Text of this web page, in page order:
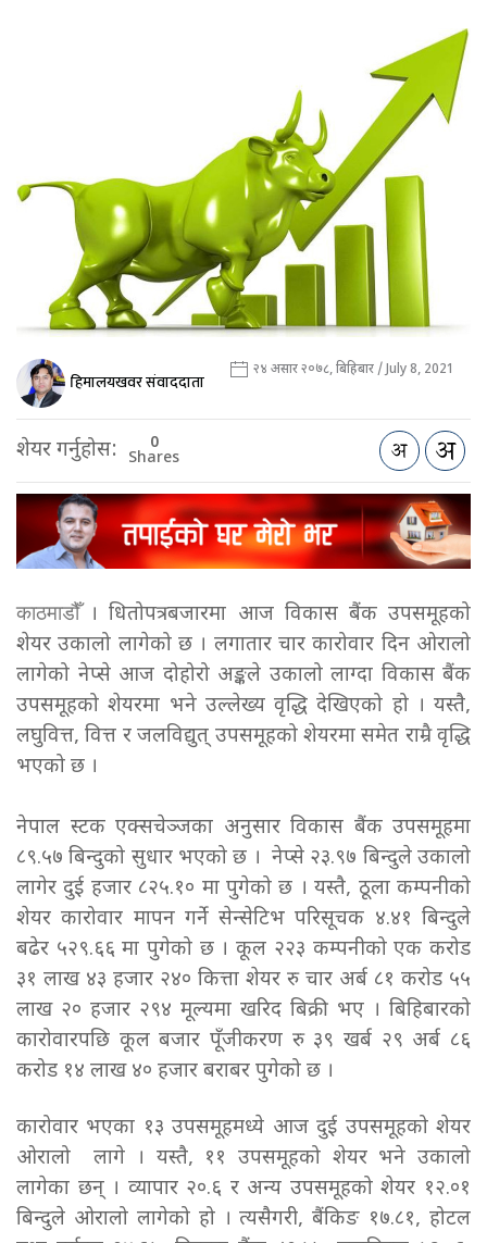
हिमालयखवर संवाददाता २४ असार २०७८, बिहिबार / July 8, 2021
शेयर गर्नुहोस: 0
Shares
काठमाडौँ । धितोपत्र बजारमा आज विकास बैंक उपसमूहको
शेयर उकालो लागेको छ । लगातार चार कारोवार दिन ओरालो
लागेको नेप्से आज दोहोरो अङ्कले उकालो लाग्दा विकास बैंक
उपसमूहको शेयरमा भने उल्लेख्य वृद्धि देखिएको हो । यस्तै,
लघुवित्त, वित्त र जलविद्युत् उपसमूहको शेयरमा समेत राम्रै वृद्धि
भएको छ ।
नेपाल स्टक एक्सचेञ्जका अनुसार विकास बैंक उपसमूहमा
८९.५७ बिन्दुको सुधार भएको छ । नेप्से २३.९७ बिन्दुले उकालो
लागेर दुई हजार ८२५.१० मा पुगेको छ । यस्तै, ठूला कम्पनीको
शेयर कारोवार मापन गर्ने सेन्सेटिभ परिसूचक ४.४१ बिन्दुले
बढेर ५२९.६६ मा पुगेको छ । कूल २२३ कम्पनीको एक करोड
३१ लाख ४३ हजार २४० कित्ता शेयर रु चार अर्ब ८१ करोड ५५
लाख २० हजार २९४ मूल्यमा खरिद बिक्री भए । बिहिबारको
कारोवारपछि कूल बजार पूँजीकरण रु ३९ खर्ब २९ अर्ब ८६
करोड १४ लाख ४० हजार बराबर पुगेको छ ।
कारोवार भएका १३ उपसमूहमध्ये आज दुई उपसमूहको शेयर
ओरालो लागे । यस्तै, ११ उपसमूहको शेयर भने उकालो
लागेका छन् । व्यापार २०.६ र अन्य उपसमूहको शेयर १२.०१
बिन्दुले ओरालो लागेको हो । त्यसैगरी, बैंकिङ १७.८१, होटल